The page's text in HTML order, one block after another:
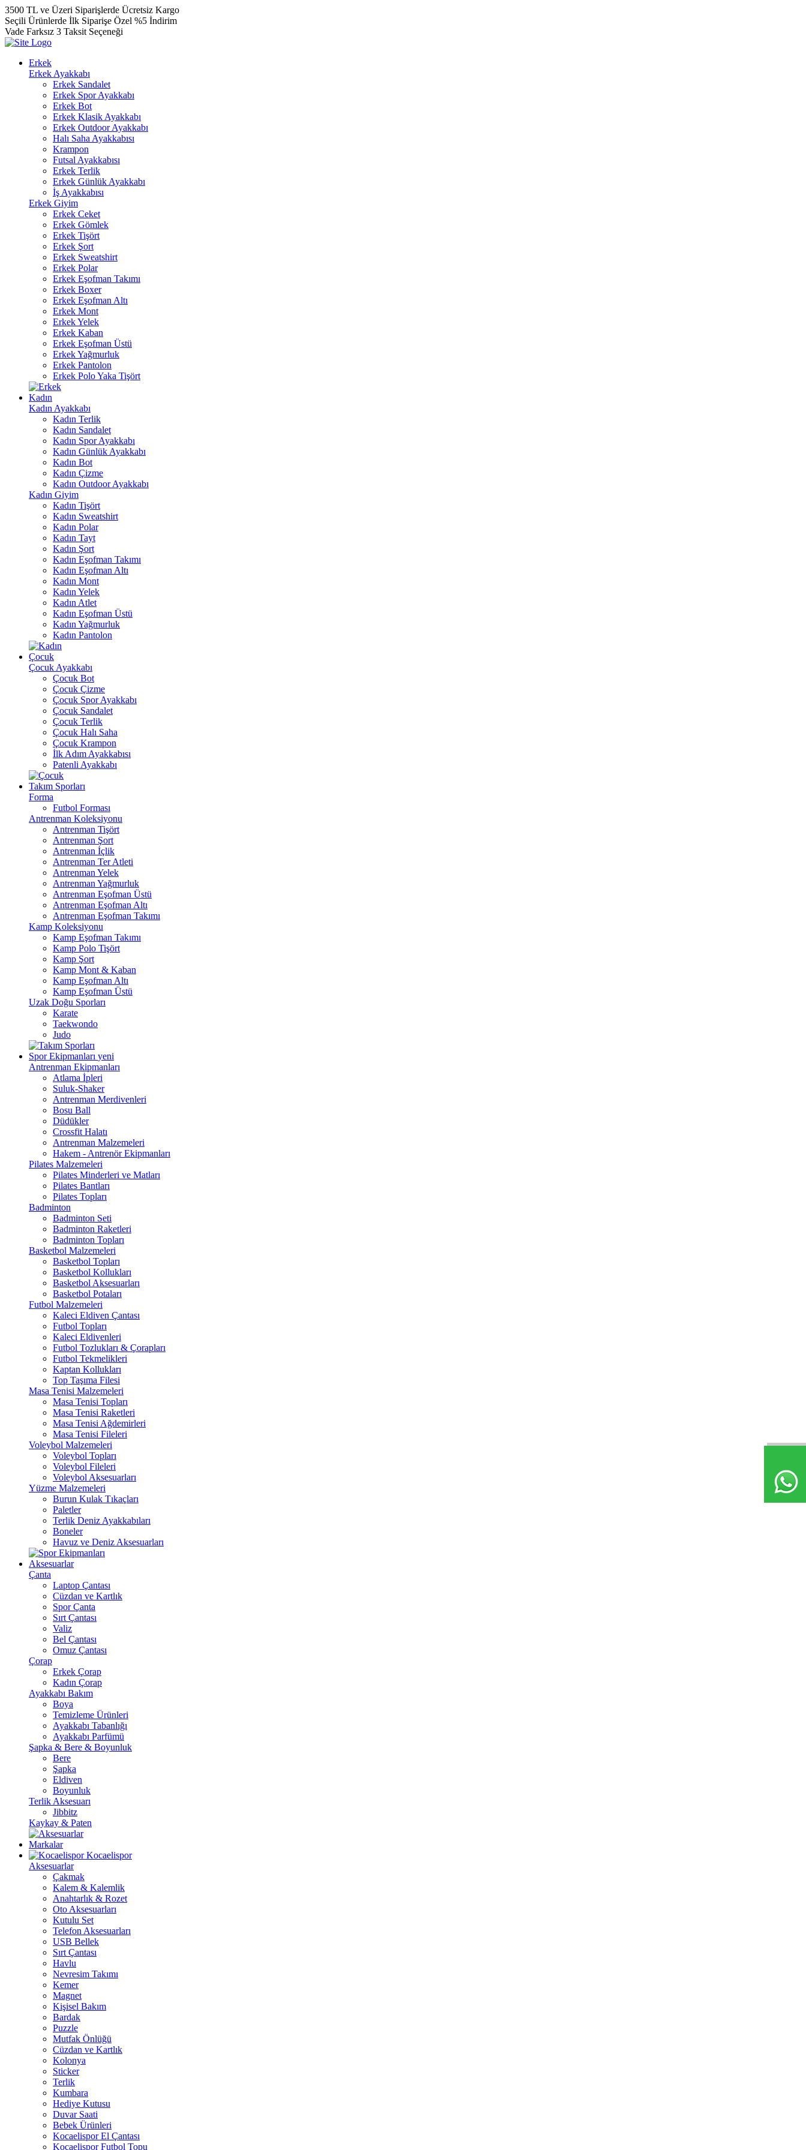
3500 TL ve Üzeri Siparişlerde Ücretsiz Kargo
Seçili Ürünlerde İlk Siparişe Özel %5 İndirim
Vade Farksız 3 Taksit Seçeneği
Erkek
Erkek Ayakkabı
Erkek Sandalet
Erkek Spor Ayakkabı
Erkek Bot
Erkek Klasik Ayakkabı
Erkek Outdoor Ayakkabı
Halı Saha Ayakkabısı
Krampon
Futsal Ayakkabısı
Erkek Terlik
Erkek Günlük Ayakkabı
İş Ayakkabısı
Erkek Giyim
Erkek Ceket
Erkek Gömlek
Erkek Tişört
Erkek Şort
Erkek Sweatshirt
Erkek Polar
Erkek Eşofman Takımı
Erkek Boxer
Erkek Eşofman Altı
Erkek Mont
Erkek Yelek
Erkek Kaban
Erkek Eşofman Üstü
Erkek Yağmurluk
Erkek Pantolon
Erkek Polo Yaka Tişört
Kadın
Kadın Ayakkabı
Kadın Terlik
Kadın Sandalet
Kadın Spor Ayakkabı
Kadın Günlük Ayakkabı
Kadın Bot
Kadın Çizme
Kadın Outdoor Ayakkabı
Kadın Giyim
Kadın Tişört
Kadın Sweatshirt
Kadın Polar
Kadın Tayt
Kadın Şort
Kadın Eşofman Takımı
Kadın Eşofman Altı
Kadın Mont
Kadın Yelek
Kadın Atlet
Kadın Eşofman Üstü
Kadın Yağmurluk
Kadın Pantolon
Çocuk
Çocuk Ayakkabı
Çocuk Bot
Çocuk Çizme
Çocuk Spor Ayakkabı
Çocuk Sandalet
Çocuk Terlik
Çocuk Halı Saha
Çocuk Krampon
İlk Adım Ayakkabısı
Patenli Ayakkabı
Takım Sporları
Forma
Futbol Forması
Antrenman Koleksiyonu
Antrenman Tişört
Antrenman Şort
Antrenman İçlik
Antrenman Ter Atleti
Antrenman Yelek
Antrenman Yağmurluk
Antrenman Eşofman Üstü
Antrenman Eşofman Altı
Antrenman Eşofman Takımı
Kamp Koleksiyonu
Kamp Eşofman Takımı
Kamp Polo Tişört
Kamp Şort
Kamp Mont & Kaban
Kamp Eşofman Altı
Kamp Eşofman Üstü
Uzak Doğu Sporları
Karate
Taekwondo
Judo
Spor Ekipmanları yeni
Antrenman Ekipmanları
Atlama İpleri
Suluk-Shaker
Antrenman Merdivenleri
Bosu Ball
Düdükler
Crossfit Halatı
Antrenman Malzemeleri
Hakem - Antrenör Ekipmanları
Pilates Malzemeleri
Pilates Minderleri ve Matları
Pilates Bantları
Pilates Topları
Badminton
Badminton Seti
Badminton Raketleri
Badminton Topları
Basketbol Malzemeleri
Basketbol Topları
Basketbol Kollukları
Basketbol Aksesuarları
Basketbol Potaları
Futbol Malzemeleri
Kaleci Eldiven Çantası
Futbol Topları
Kaleci Eldivenleri
Futbol Tozlukları & Çorapları
Futbol Tekmelikleri
Kaptan Kollukları
Top Taşıma Filesi
Masa Tenisi Malzemeleri
Masa Tenisi Topları
Masa Tenisi Raketleri
Masa Tenisi Ağdemirleri
Masa Tenisi Fileleri
Voleybol Malzemeleri
Voleybol Topları
Voleybol Fileleri
Voleybol Aksesuarları
Yüzme Malzemeleri
Burun Kulak Tıkaçları
Paletler
Terlik Deniz Ayakkabıları
Boneler
Havuz ve Deniz Aksesuarları
Aksesuarlar
Çanta
Laptop Çantası
Cüzdan ve Kartlık
Spor Çanta
Sırt Çantası
Valiz
Bel Çantası
Omuz Çantası
Çorap
Erkek Çorap
Kadın Çorap
Ayakkabı Bakım
Boya
Temizleme Ürünleri
Ayakkabı Tabanlığı
Ayakkabı Parfümü
Şapka & Bere & Boyunluk
Bere
Şapka
Eldiven
Boyunluk
Terlik Aksesuarı
Jibbitz
Kaykay & Paten
Markalar
Kocaelispor
Aksesuarlar
Çakmak
Kalem & Kalemlik
Anahtarlık & Rozet
Oto Aksesuarları
Kutulu Set
Telefon Aksesuarları
USB Bellek
Sırt Çantası
Havlu
Nevresim Takımı
Kemer
Magnet
Kişisel Bakım
Bardak
Puzzle
Mutfak Önlüğü
Cüzdan ve Kartlık
Kolonya
Sticker
Terlik
Kumbara
Hediye Kutusu
Duvar Saati
Bebek Ürünleri
Kocaelispor El Çantası
Kocaelispor Futbol Topu